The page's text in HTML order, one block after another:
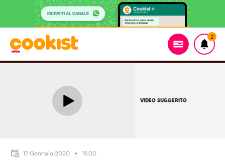
2
VIDEO SUGGERITO
17 Gennaio 2020 15:00